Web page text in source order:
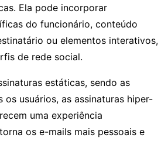
Ela pode incorporar
do funcionário, conteúdo
ou elementos interativos,
de rede social.
estáticas, sendo as
os usuários, as assinaturas hiper-
uma experiência
os e-mails mais pessoais e